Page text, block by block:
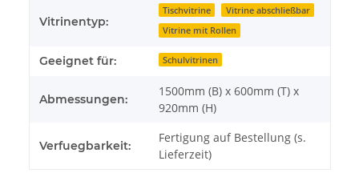
Vitrinentyp:
Tischvitrine
Vitrine abschließbar
Vitrine mit Rollen
Geeignet für: Schulvitrinen
Abmessungen:
1500mm (B) x 600mm (T) x
920mm (H)
Verfuegbarkeit:
Fertigung auf Bestellung (s.
Lieferzeit)